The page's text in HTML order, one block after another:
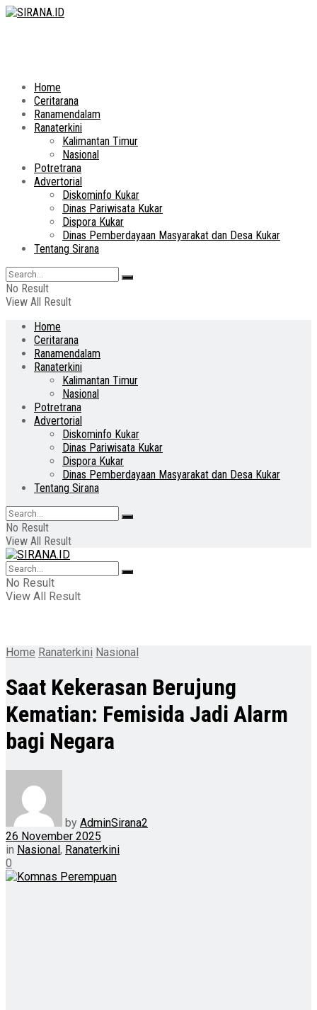
Home
Ceritarana
Ranamendalam
Ranaterkini
Kalimantan Timur
Nasional
Potretrana
Advertorial
Diskominfo Kukar
Dinas Pariwisata Kukar
Dispora Kukar
Dinas Pemberdayaan Masyarakat dan Desa Kukar
Tentang Sirana
No Result
View All Result
Home
Ceritarana
Ranamendalam
Ranaterkini
Kalimantan Timur
Nasional
Potretrana
Advertorial
Diskominfo Kukar
Dinas Pariwisata Kukar
Dispora Kukar
Dinas Pemberdayaan Masyarakat dan Desa Kukar
Tentang Sirana
No Result
View All Result
No Result
View All Result
Home Ranaterkini Nasional
Saat Kekerasan Berujung
Kematian: Femisida Jadi Alarm
bagi Negara
by AdminSirana2
26 November 2025
in Nasional, Ranaterkini
0